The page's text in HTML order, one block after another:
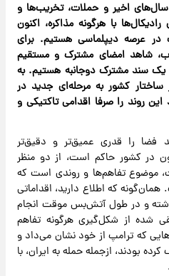
اخیر و حملات، تخریب‌ها و
با هرگونه مذاکره، اکنون
عرصه دیپلماسی هستیم. برای
شاهد امضای مشترک و مستقیم
یک سند مشترک دوجانبه هستیم. به
کشور به مرحله‌ای جدید در
روند را صرفا اقدامی تاکتیکی و
فضا را قدری عمیق‌تر و دقیق‌تر‌
در کشور حاکم است، از دو منظر
موضوع تفاهم‌ها و روندی است که
که اطلاع دارید، اقداماتی
و در طول آتش‌بس موقت انجام
شده از شکل‌گیری هرگونه تفاهم
که ترامپ از خود نشان می‌داد و
بودند، از‌جمله حمله به ایران، با